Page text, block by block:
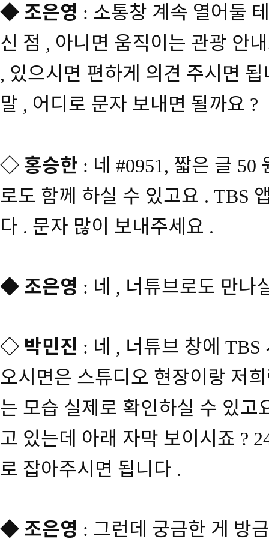
◆ 조은영 : 소통창 계속 열어둘
신 점 , 아니면 움직이는 관광 안
, 있으시면 편하게 의견 주시면 됩
말 , 어디로 문자 보내면 될까요 ?
◇ 홍승한 : 네 #0951, 짧은 글 50
로도 함께 하실 수 있고요 . TBS
다 . 문자 많이 보내주세요 .
◆ 조은영 : 네 , 너튜브로도 만나
◇ 박민진 : 네 , 너튜브 창에 TBS
오시면은 스튜디오 현장이랑 저
는 모습 실제로 확인하실 수 있고
고 있는데 아래 자막 보이시죠 ?
로 잡아주시면 됩니다 .
◆ 조은영 : 그런데 궁금한 게 방